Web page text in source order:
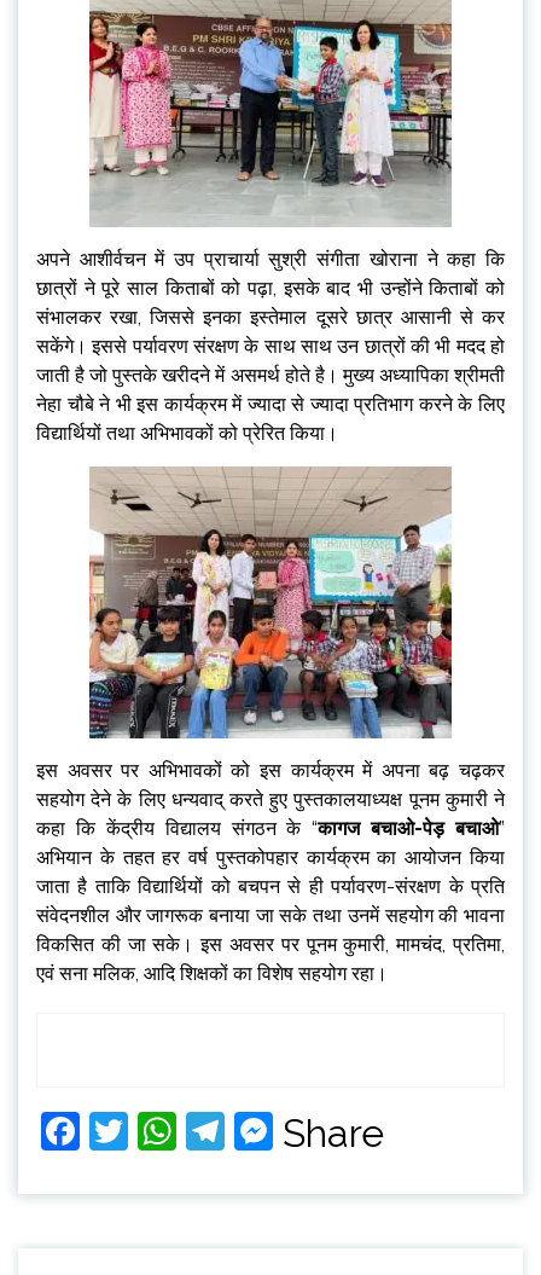
अपने आशीर्वचन में उप प्राचार्या सुश्री संगीता खोराना ने कहा कि
छात्रों ने पूरे साल किताबों को पढ़ा, इसके बाद भी उन्होंने किताबों को
संभालकर रखा, जिससे इनका इस्तेमाल दूसरे छात्र आसानी से कर
सकेंगे। इससे पर्यावरण संरक्षण के साथ साथ उन छात्रों की भी मदद हो
जाती है जो पुस्तके खरीदने में असमर्थ होते है। मुख्य अध्यापिका श्रीमती
नेहा चौबे ने भी इस कार्यक्रम में ज्यादा से ज्यादा प्रतिभाग करने के लिए
विद्यार्थियों तथा अभिभावकों को प्रेरित किया।
इस अवसर पर अभिभावकों को इस कार्यक्रम में अपना बढ़ चढ़कर
सहयोग देने के लिए धन्यवाद् करते हुए पुस्तकालयाध्यक्ष पूनम कुमारी ने
कहा कि केंद्रीय विद्यालय संगठन के “कागज बचाओ-पेड़ बचाओ”
अभियान के तहत हर वर्ष पुस्तकोपहार कार्यक्रम का आयोजन किया
जाता है ताकि विद्यार्थियों को बचपन से ही पर्यावरण-संरक्षण के प्रति
संवेदनशील और जागरूक बनाया जा सके तथा उनमें सहयोग की भावना
विकसित की जा सके। इस अवसर पर पूनम कुमारी, मामचंद, प्रतिमा,
एवं सना मलिक, आदि शिक्षकों का विशेष सहयोग रहा।
Facebook
Twitter
WhatsApp
Telegram
Messenger
Share